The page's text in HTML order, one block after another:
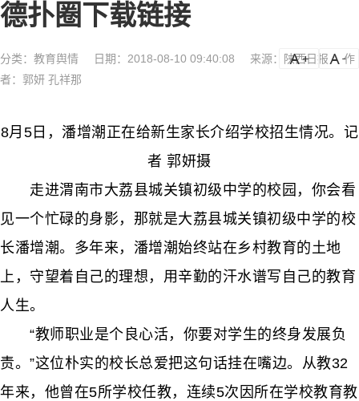
德扑圈下载链接
分类： 教育舆情 日期：2018-08-10 09:40:08 来源：陕西日报
作
者：郭妍 孔祥那
a a-
8月5日，潘增潮正在给新生家长介绍学校招生情况。记
者 郭妍摄
走进渭南市大荔县城关镇初级中学的校园，你会看
见一个忙碌的身影，那就是大荔县城关镇初级中学的校
长潘增潮。多年来，潘增潮始终站在乡村教育的土地
上，守望着自己的理想，用辛勤的汗水谱写自己的教育
人生。
“教师职业是个良心活，你要对学生的终身发展负
责。”这位朴实的校长总爱把这句话挂在嘴边。从教32
年来，他曾在5所学校任教，连续5次因所在学校教育教